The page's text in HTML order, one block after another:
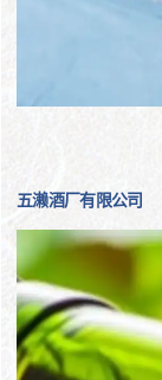
五濑酒厂有限公司